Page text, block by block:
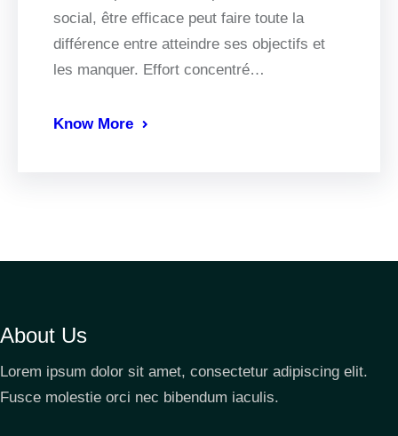
social, être efficace peut faire toute la
différence entre atteindre ses objectifs et
les manquer. Effort concentré…
Know More
About Us
Lorem ipsum dolor sit amet, consectetur adipiscing elit.
Fusce molestie orci nec bibendum iaculis.